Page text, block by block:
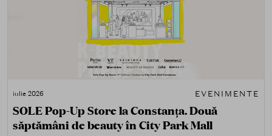
iulie 2026 EVENIMENTE
SOLE Pop-Up Store la Constanța. Două
săptămâni de beauty în City Park Mall